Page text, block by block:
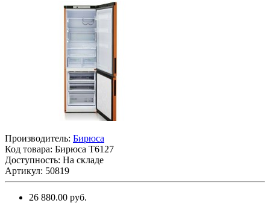
Производитель: Бирюса
Код товара: Бирюса T6127
Доступность: На складе
Артикул: 50819
26 880.00 руб.